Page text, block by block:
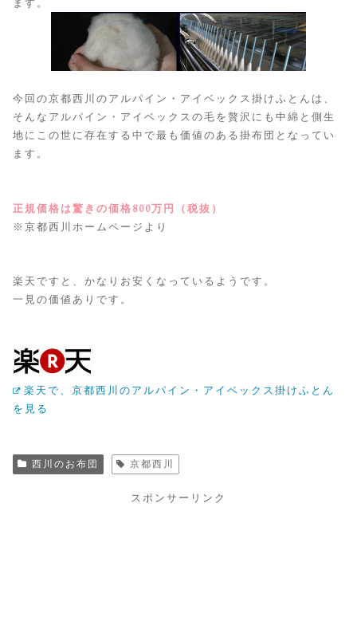
ます。
今回の京都西川のアルパイン・アイベックス掛けふとんは、
そんなアルパイン・アイベックスの毛を贅沢にも中綿と側生
地にこの世に存在する中で最も価値のある掛布団となってい
ます。
正規価格は驚きの価格800万円（税抜）
※京都西川ホームページより
楽天ですと、かなりお安くなっているようです。
一見の価値ありです。
楽天で、京都西川のアルパイン・アイベックス掛けふとん
を見る
西川のお布団 京都西川
スポンサーリンク